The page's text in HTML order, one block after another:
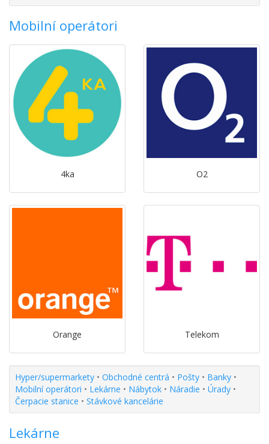
Mobilní operátori
4ka O2
Orange Telekom
Hyper/supermarkety • Obchodné centrá • Pošty • Banky •
Mobilní operátori • Lekárne • Nábytok • Náradie • Úrady •
Čerpacie stanice • Stávkové kancelárie
Lekárne